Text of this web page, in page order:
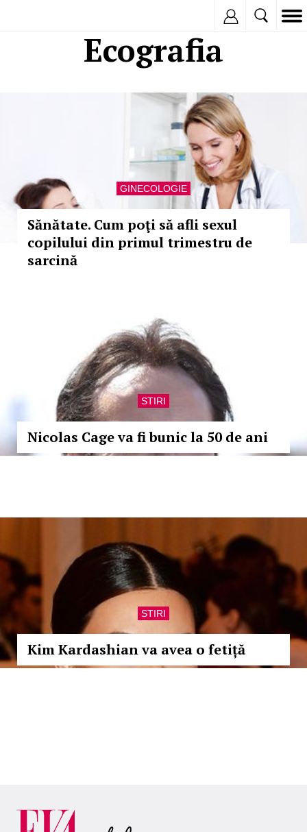
Ecografia
GINECOLOGIE
Sănătate. Cum poţi să afli sexul
copilului din primul trimestru de
sarcină
STIRI
Nicolas Cage va fi bunic la 50 de ani
STIRI
Kim Kardashian va avea o fetiță